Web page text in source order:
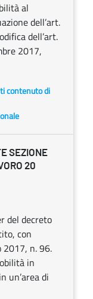
al
dell’art.
dell’art.
2017,
contenuto di
SEZIONE
20
del decreto
con
2017, n. 96.
in
un’area di